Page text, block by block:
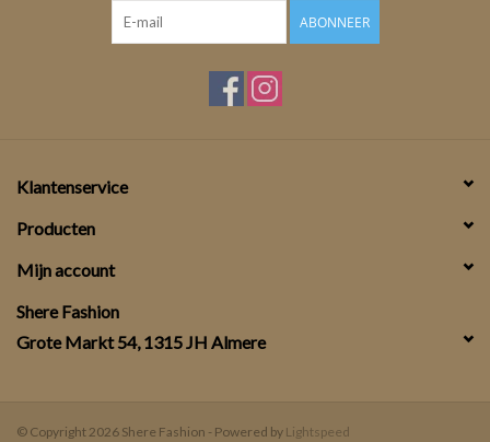
ABONNEER
Klantenservice
Producten
Mijn account
Shere Fashion
Grote Markt 54, 1315 JH Almere
© Copyright 2026 Shere Fashion - Powered by Lightspeed